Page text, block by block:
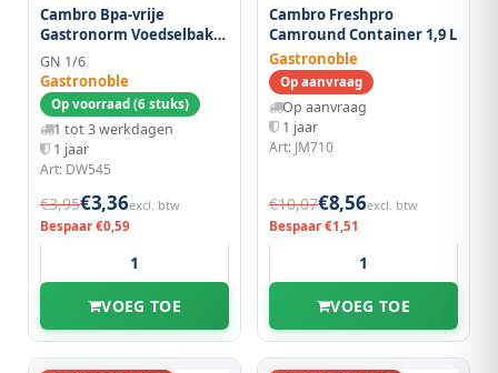
Cambro Bpa-vrije
Gastronorm Voedselbak
GN 1/6 65mm
GN 1/6
Gastronoble
Op voorraad (6 stuks)
1 tot 3 werkdagen
1 jaar
Art: DW545
€3,95€3,36excl. btw
Bespaar €0,59
VOEG TOE
Cambro Freshpro
Camround Container 1,9 L
Gastronoble
Op aanvraag
Op aanvraag
1 jaar
Art: JM710
€10,07€8,56excl. btw
Bespaar €1,51
VOEG TOE